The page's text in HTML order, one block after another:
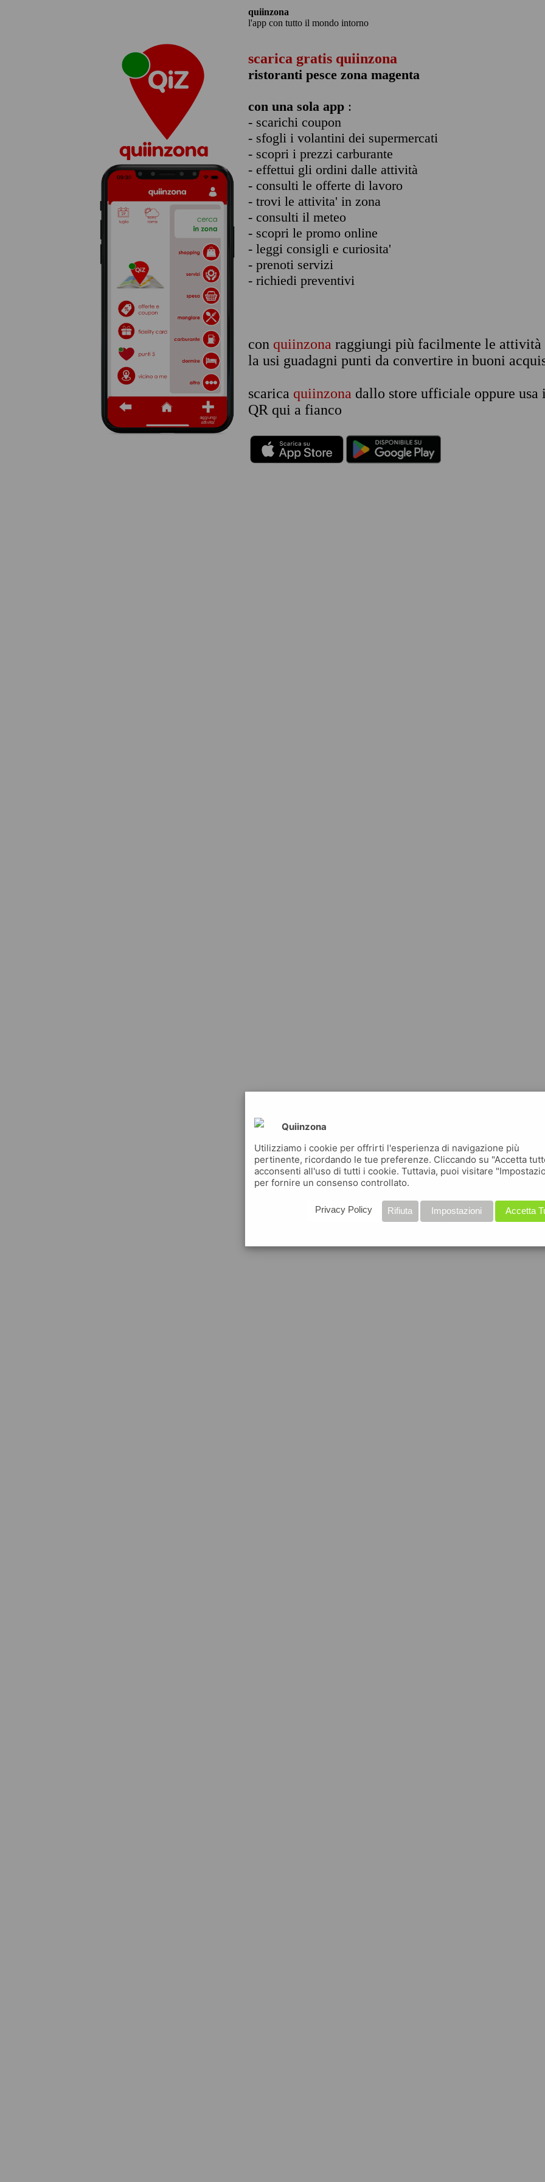
quiinzona
l'app con tutto il mondo intorno
scarica gratis quiinzona
ristoranti pesce zona magenta
con una sola app :
- scarichi coupon
- sfogli i volantini dei supermercati
- scopri i prezzi carburante
- effettui gli ordini dalle attività
- consulti le offerte di lavoro
- trovi le attivita' in zona
- consulti il meteo
- scopri le promo online
- leggi consigli e curiosita'
- prenoti servizi
- richiedi preventivi
con quiinzona raggiungi più facilmente le attività
la usi guadagni punti da convertire in buoni
scarica quiinzona dallo store ufficiale oppure usa
QR qui a fianco
Quiinzona
Utilizziamo i cookie per offrirti l'esperienza di navigazione più
pertinente, ricordando le tue preferenze. Cliccando su "Accetta
acconsenti all'uso di tutti i cookie. Tuttavia, puoi visitare
per fornire un consenso controllato.
Accetta
Impostazioni
Rifiuta
Privacy Policy